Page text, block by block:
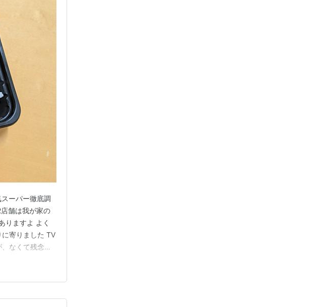
ーパー徹底調
舗は我が家の
りますよ よく
寄りました TV
なくて残念で
ザがゼロで驚